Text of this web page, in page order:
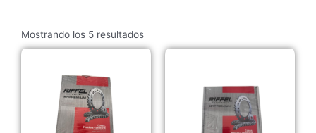
Mostrando los 5 resultados